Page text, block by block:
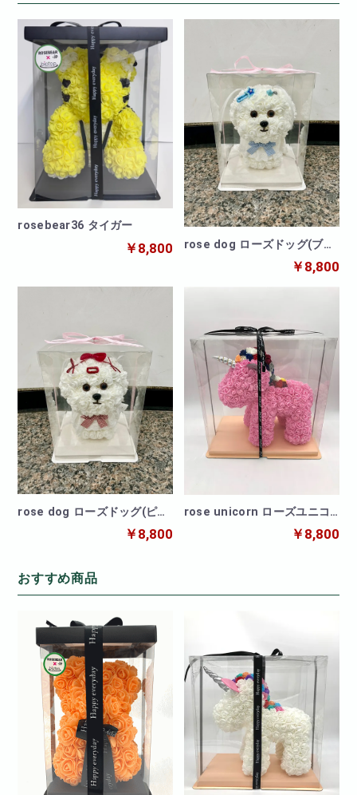
rosebear36 タイガー
￥8,800
rose dog ローズドッグ(ブル
￥8,800
rose dog ローズドッグ(ピン
￥8,800
rose unicorn ローズユニコ
￥8,800
おすすめ商品